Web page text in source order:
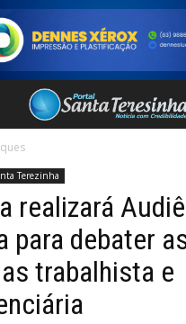
Terezinha
realizará
para debater
trabalhista e